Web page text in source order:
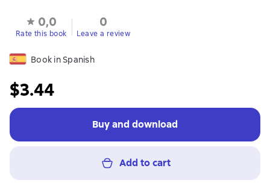
0,0
Rate this book
0
Leave a review
Book in Spanish
$3.44
Buy and download
Add to cart